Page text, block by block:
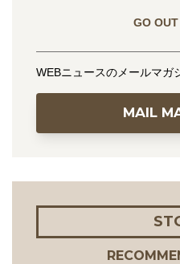
GO OUT
WEBニュースのメールマガ
MAIL